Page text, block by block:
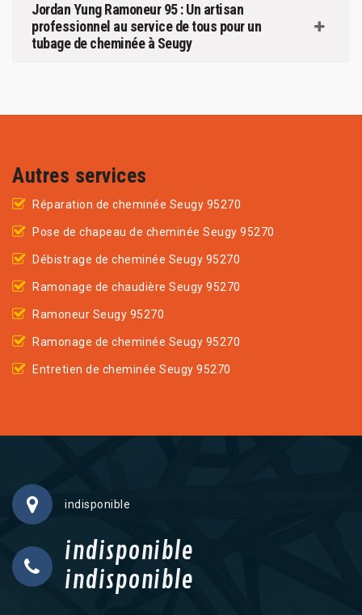
Jordan Yung Ramoneur 95 : Un artisan
professionnel au service de tous pour un
tubage de cheminée à Seugy
Autres services
Réparation de cheminée Seugy 95270
Pose de chapeau de cheminée Seugy 95270
Débistrage de cheminée Seugy 95270
Ramonage de chaudière Seugy 95270
Ramoneur Seugy 95270
Ramonage de cheminée Seugy 95270
Entretien de cheminée Seugy 95270
indisponible
indisponible
indisponible